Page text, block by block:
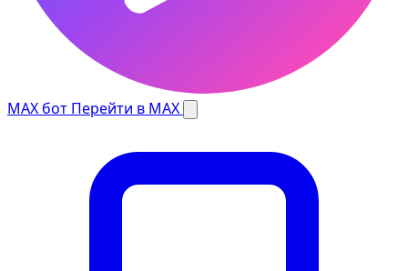
MAX бот Перейти в MAX